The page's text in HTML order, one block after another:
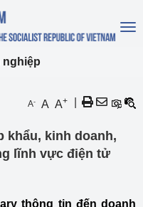
nghiệp
A- A A+
khẩu, kinh doanh,
lĩnh vực điện tử
thông tin đến doanh